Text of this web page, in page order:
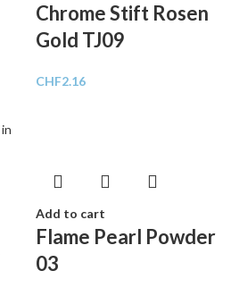
Chrome Stift Rosen
Gold TJ09
CHF2.16
Add to cart
Flame Pearl Powder
03